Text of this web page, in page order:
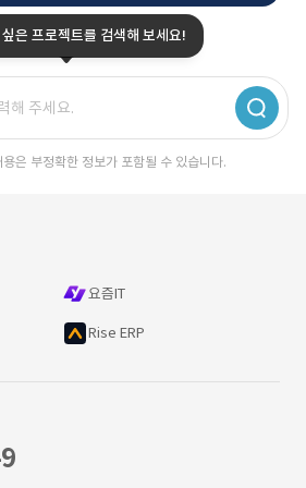
은 프로젝트를 검색해 보세요!
은 부정확한 정보가 포함될 수 있습니다.
요즘IT
Rise ERP